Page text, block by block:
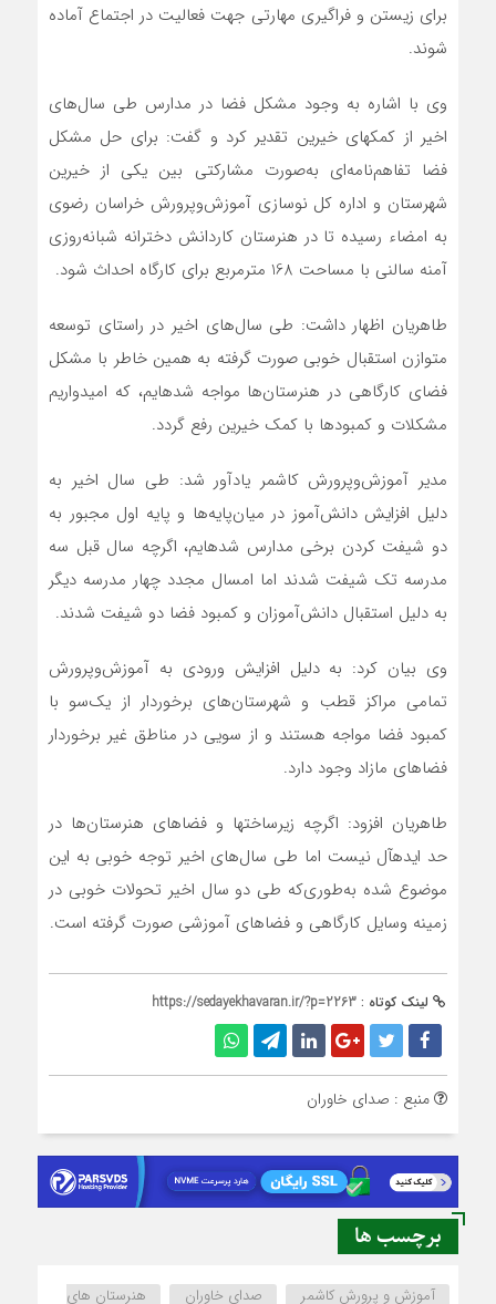
برای زیستن و فراگیری مهارتی جهت فعالیت در اجتماع آماده
شوند.
وی با اشاره به وجود مشکل فضا در مدارس طی سال‌های
اخیر از کمک‎های خیرین تقدیر کرد و گفت: برای حل مشکل
فضا تفاهم‌نامه‌ای به‌صورت مشارکتی بین یکی از خیرین
شهرستان و اداره کل نوسازی آموزش‌وپرورش خراسان رضوی
به امضاء رسیده تا در هنرستان کاردانش دخترانه شبانه‌روزی
آمنه سالنی با مساحت 168 مترمربع برای کارگاه احداث شود.
طاهریان اظهار داشت: طی سال‌های اخیر در راستای توسعه
متوازن استقبال خوبی صورت گرفته به همین خاطر با مشکل
فضای کارگاهی در هنرستان‌ها مواجه شده‎ایم، که امیدواریم
مشکلات و کمبودها با کمک خیرین رفع گردد.
مدیر آموزش‌وپرورش کاشمر یادآور شد: طی سال اخیر به
دلیل افزایش دانش‌آموز در میان‌پایه‌ها و پایه اول مجبور به
دو شیفت کردن برخی مدارس شده‎ایم، اگرچه سال قبل سه
مدرسه تک شیفت شدند اما امسال مجدد چهار مدرسه دیگر
به دلیل استقبال دانش‌آموزان و کمبود فضا دو شیفت شدند.
وی بیان کرد: به دلیل افزایش ورودی به آموزش‌وپرورش
تمامی مراکز قطب و شهرستان‌های برخوردار از یک‌سو با
کمبود فضا مواجه هستند و از سویی در مناطق غیر برخوردار
فضاهای مازاد وجود دارد.
طاهریان افزود: اگرچه زیرساخت‎ها و فضاهای هنرستان‌ها در
حد ایده‎آل نیست اما طی سال‌های اخیر توجه خوبی به این
موضوع شده به‌طوری‌که طی دو سال اخیر تحولات خوبی در
زمینه وسایل کارگاهی و فضاهای آموزشی صورت گرفته است.
لینک کوتاه : https://sedayekhavaran.ir/?p=2263
منبع : صدای خاوران
برچسب ها
آموزش و پرورش کاشمر صدای خاوران هنرستان های